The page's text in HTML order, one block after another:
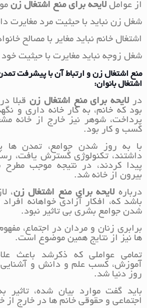
از عوامل لایحه برای منع اشتغال زن
شغل زن نباید با حیثیت مرد مغایرت
اشتغال خانم نباید مغایر با مصالح
شغل زوجه نباید مغایرت با حیثیت
منع اشتغال زن و ارتباط آن با پیشرفت
اشتغال بانوان:
درلایحه برای منع اشتغال زن قبلا
بود که خانم، به کار خانه داری و
پرداخت، شوهر نیز خارج از خانه
کسب و کار بود.
با به روز شدن جوامع، تمدن ها
داشتند، تکنولوژی گسترش یافت،
پیدا کردند، در نتیجه موجب
بیرون از خانه شد.
درباره لایحه برای منع اشتغال زن،
باشد که، افکار آزادی خواهانه
شدن جوامع بشری بی تاثیر نبود.
برابری زنان و مردان در اجتماع،
ها نیز از نتایج همین موضوع است.
تمامی عواملی که ذکرشد باعث
آموزش، کسب علم و دانش و آشنایی
روز دنیا شد.
باید گفت موارد بیان شده، تاثیر
اجتماعی و حقوقی خانم ها در خارج از